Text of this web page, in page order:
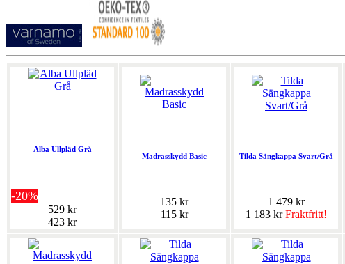
Alba Ullpläd Grå
-20%
529 kr
423 kr
Madrasskydd Basic
135 kr
115 kr
Tilda Sängkappa Svart/Grå
1 479 kr
1 183 krFraktfritt!